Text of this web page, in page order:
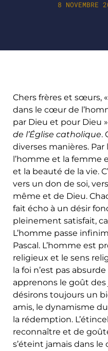
8 NOVEMBRE
Chers frères et sœurs,
dans le cœur de
par Dieu et pour Dieu
de l’Église catholique.
diverses manières.
l’homme et la
et la beauté de la vie.
vers un don de soi,
même et de Dieu.
fait écho à un désir
pleinement satisfait,
L’homme passe
Pascal. L’homme est
religieux et le sens
la foi n’est pas
apprenons le goût
désirons toujours un
amis, le dynamisme
la rédemption.
reconnaître et de
s’éteint jamais dans